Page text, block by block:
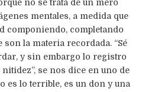
no se trata de un mero
mentales, a medida que
componiendo, completando
la materia recordada. “Sé
y sin embargo lo registro
se nos dice en uno de
es lo terrible, es un don y una